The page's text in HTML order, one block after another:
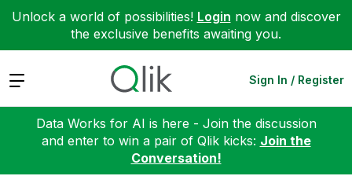
Unlock a world of possibilities! Login now and discover
the exclusive benefits awaiting you.
Expand Sign In / Register
Data Works for AI is here - Join the discussion
and enter to win a pair of Qlik kicks: Join the
Conversation!